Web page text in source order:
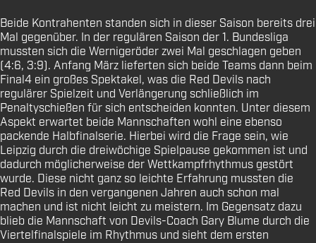
Beide Kontrahenten standen sich in dieser Saison bereits drei
Mal gegenüber. In der regulären Saison der 1. Bundesliga
mussten sich die Wernigeröder zwei Mal geschlagen geben
(4:6, 3:9). Anfang März lieferten sich beide Teams dann beim
Final4 ein großes Spektakel, was die Red Devils nach
regulärer Spielzeit und Verlängerung schließlich im
Penaltyschießen für sich entscheiden konnten. Unter diesem
Aspekt erwartet beide Mannschaften wohl eine ebenso
packende Halbfinalserie. Hierbei wird die Frage sein, wie
Leipzig durch die dreiwöchige Spielpause gekommen ist und
dadurch möglicherweise der Wettkampfrhythmus gestört
wurde. Diese nicht ganz so leichte Erfahrung mussten die
Red Devils in den vergangenen Jahren auch schon mal
machen und ist nicht leicht zu meistern. Im Gegensatz dazu
blieb die Mannschaft von Devils-Coach Gary Blume durch die
Viertelfinalspiele im Rhythmus und sieht dem ersten